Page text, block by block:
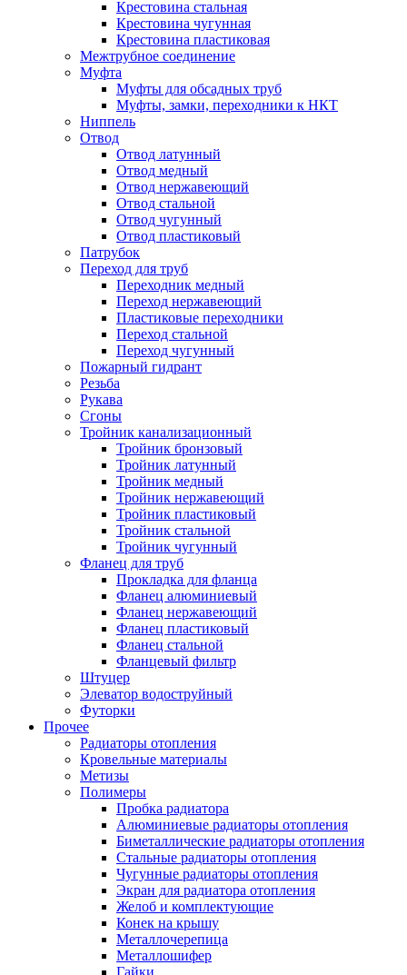
Крестовина стальная
Крестовина чугунная
Крестовина пластиковая
Межтрубное соединение
Муфта
Муфты для обсадных труб
Муфты, замки, переходники к НКТ
Ниппель
Отвод
Отвод латунный
Отвод медный
Отвод нержавеющий
Отвод стальной
Отвод чугунный
Отвод пластиковый
Патрубок
Переход для труб
Переходник медный
Переход нержавеющий
Пластиковые переходники
Переход стальной
Переход чугунный
Пожарный гидрант
Резьба
Рукава
Сгоны
Тройник канализационный
Тройник бронзовый
Тройник латунный
Тройник медный
Тройник нержавеющий
Тройник пластиковый
Тройник стальной
Тройник чугунный
Фланец для труб
Прокладка для фланца
Фланец алюминиевый
Фланец нержавеющий
Фланец пластиковый
Фланец стальной
Фланцевый фильтр
Штуцер
Элеватор водоструйный
Футорки
Прочее
Радиаторы отопления
Кровельные материалы
Метизы
Полимеры
Пробка радиатора
Алюминиевые радиаторы отопления
Биметаллические радиаторы отопления
Стальные радиаторы отопления
Чугунные радиаторы отопления
Экран для радиатора отопления
Желоб и комплектующие
Конек на крышу
Металлочерепица
Металлошифер
Гайки